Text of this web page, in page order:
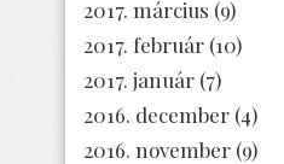
2017. március (9)
2017. február (10)
2017. január (7)
2016. december (4)
2016. november (9)